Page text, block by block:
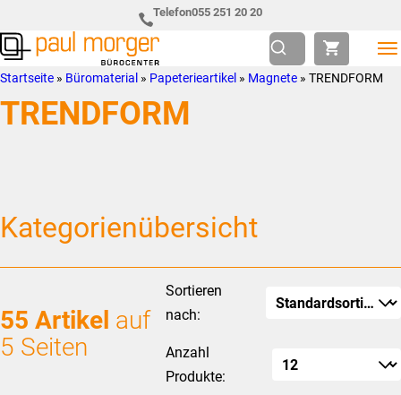
Hauptnavigation
springen
to
main
content
Telefon055 251 20 20
Paul
Morger
AG
so
individuell
wie
Startseite » Büromaterial » Papeterieartikel » Magnete » TRENDFORM
TRENDFORM
Kategorienübersicht
55 Artikel auf
5 Seiten
Sortieren
nach:
Anzahl
Produkte: